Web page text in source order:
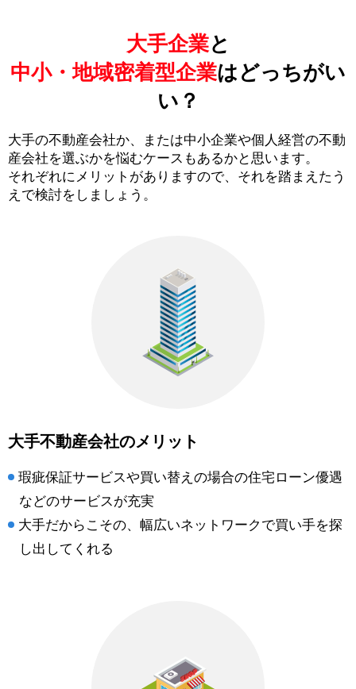
大手企業と
中小・地域密着型企業はどっちがい
い？
大手の不動産会社か、または中小企業や個人経営の不動
産会社を選ぶかを悩むケースもあるかと思います。
それぞれにメリットがありますので、それを踏まえたう
えで検討をしましょう。
大手不動産会社のメリット
瑕疵保証サービスや買い替えの場合の住宅ローン優遇
などのサービスが充実
大手だからこその、幅広いネットワークで買い手を探
し出してくれる